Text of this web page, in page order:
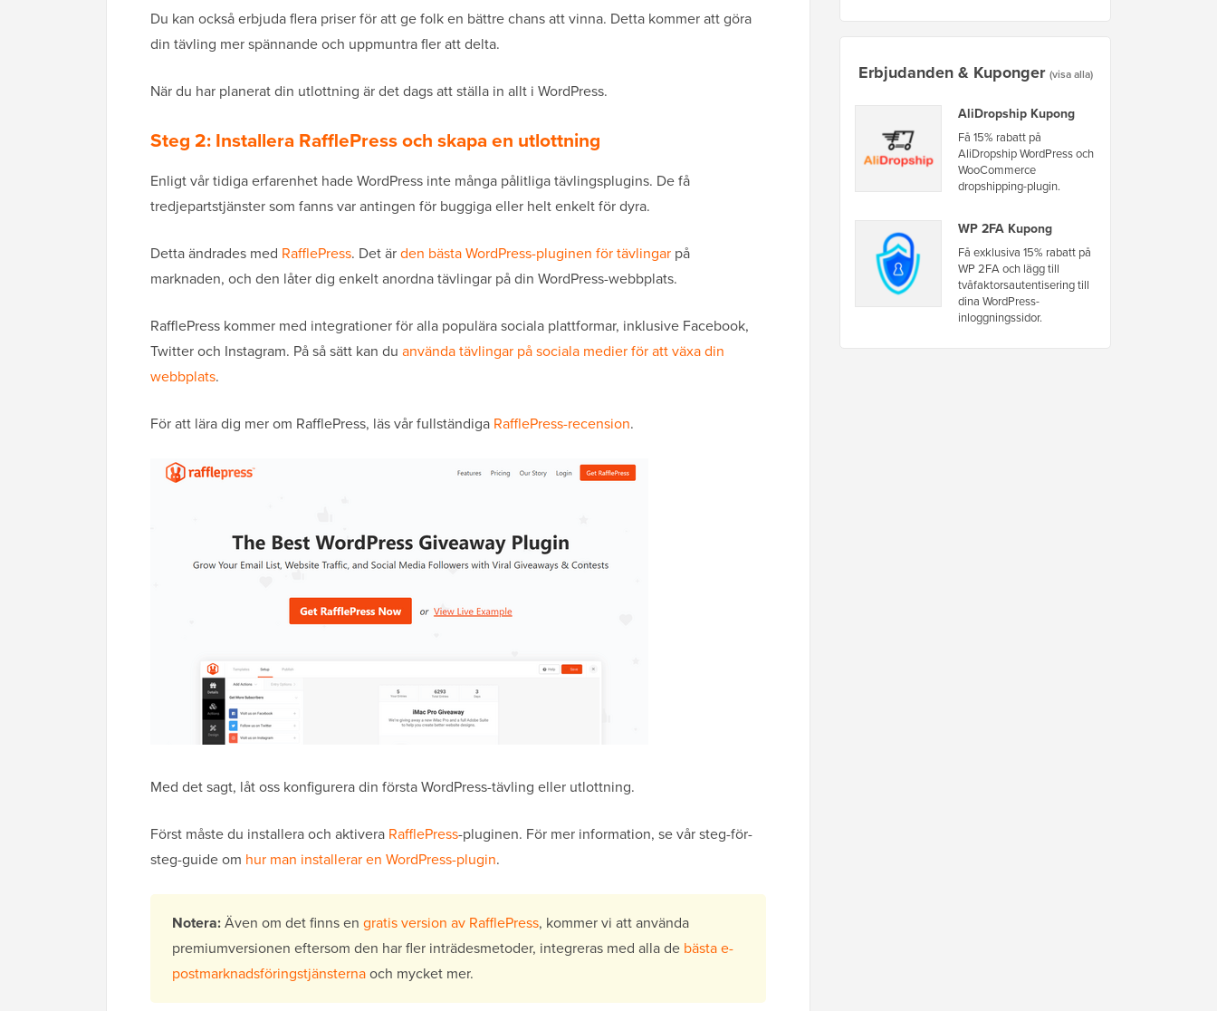
Du kan också erbjuda flera priser för att ge folk en bättre chans att vinna. Detta kommer att göra
din tävling mer spännande och uppmuntra fler att delta.
När du har planerat din utlottning är det dags att ställa in allt i WordPress.
Steg 2: Installera RafflePress och skapa en utlottning
Enligt vår tidiga erfarenhet hade WordPress inte många pålitliga tävlingsplugins. De få
tredjepartstjänster som fanns var antingen för buggiga eller helt enkelt för dyra.
Detta ändrades med RafflePress. Det ärden bästa WordPress-pluginen för tävlingar på
marknaden, och den låter dig enkelt anordna tävlingar på din WordPress-webbplats.
RafflePress kommer med integrationer för alla populära sociala plattformar, inklusive Facebook,
Twitter och Instagram. På så sätt kan du använda tävlingar på sociala medier för att växa din
webbplats.
För att lära dig mer om RafflePress, läs vår fullständiga RafflePress-recension.
Med det sagt, låt oss konfigurera din första WordPress-tävling eller utlottning.
Först måste du installera och aktivera RafflePress-pluginen. För mer information, se vår steg-för-
steg-guide om hur man installerar en WordPress-plugin.
Notera:Även om det finns en gratis version av RafflePress, kommer vi att använda
premiumversionen eftersom den har fler inträdesmetoder, integreras med alla de bästa e-
postmarknadsföringstjänsternaoch mycket mer.
Erbjudanden & Kuponger (visa alla)
AliDropship Kupong
Få 15% rabatt på
AliDropship WordPress och
WooCommerce
dropshipping-plugin.
WP 2FA Kupong
Få exklusiva 15% rabatt på
WP 2FA och lägg till
tvåfaktorsautentisering till
dina WordPress-
inloggningssidor.